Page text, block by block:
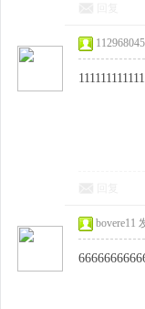
111111111111
bovere11